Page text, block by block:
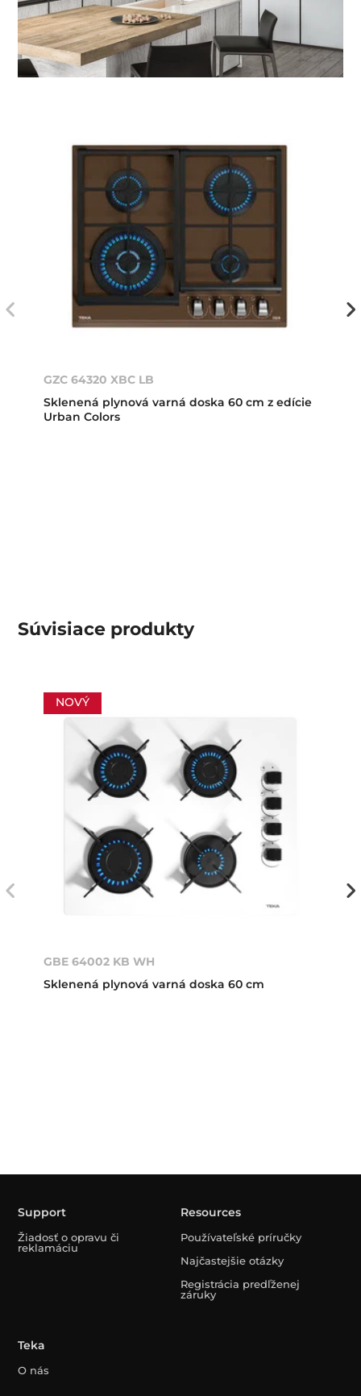
GZC 64320 XBC LB
Sklenená plynová varná doska 60 cm z edície
Urban Colors
Súvisiace produkty
NOVÝ
GBE 64002 KB WH
Sklenená plynová varná doska 60 cm
Support
Žiadosť o opravu či
reklamáciu
Resources
Používateľské príručky
Najčastejšie otázky
Registrácia predľženej
záruky
Teka
O nás